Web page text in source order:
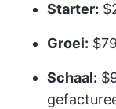
Starter:
Groei:
Schaal: